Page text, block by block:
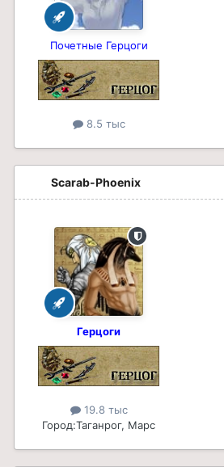
Почетные Герцоги
8.5 тыс
Scarab-Phoenix
Герцоги
19.8 тыс
Город:Таганрог, Марс